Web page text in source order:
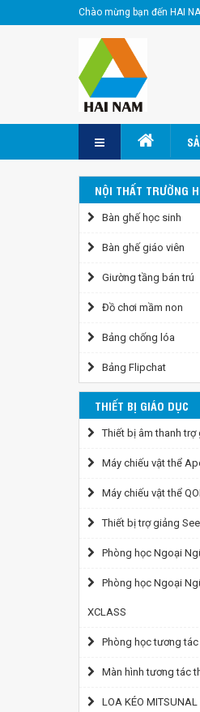
Chào mừng bạn đến HAI
NỘI THẤT TRƯỜNG
Bàn ghế học sinh
Bàn ghế giáo viên
Giường tầng bán trú
Đồ chơi mầm non
Bảng chống lóa
Bảng Flipchat
THIẾT BỊ GIÁO DỤC
Thiết bị âm thanh trợ
Máy chiếu vật thể
Máy chiếu vật thể
Thiết bị trợ giảng
Phòng học Ngoại
Phòng học Ngoại
XCLASS
Phòng học tương tác
Màn hình tương tác
LOA KÉO MITSUNAL